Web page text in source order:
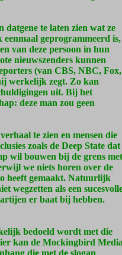
te laten zien wat ze
geprogrammeerd is,
van deze persoon in hun
nieuwszenders kunnen
(van CBS, NBC, Fox,
werkelijk zegt. Zo kan
uit. Bij het
deze man zou geen
te zien en mensen die
zoals de Deep State dat
wil bouwen bij de grens met
we niets horen over de
heeft gemaakt. Natuurlijk
wegzetten als een
er baat bij hebben.
bedoeld wordt met die
kan de Mockingbird
die met de slogan